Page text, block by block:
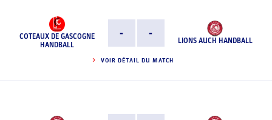
COTEAUX DE GASCOGNE
HANDBALL
- -
LIONS AUCH HANDBALL
VOIR DÉTAIL DU MATCH